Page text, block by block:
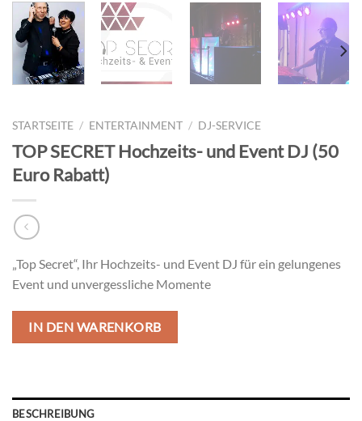
STARTSEITE / ENTERTAINMENT / DJ-SERVICE
TOP SECRET Hochzeits- und Event DJ (50
Euro Rabatt)
„Top Secret“, Ihr Hochzeits- und Event DJ für ein gelungenes
Event und unvergessliche Momente
IN DEN WARENKORB
BESCHREIBUNG